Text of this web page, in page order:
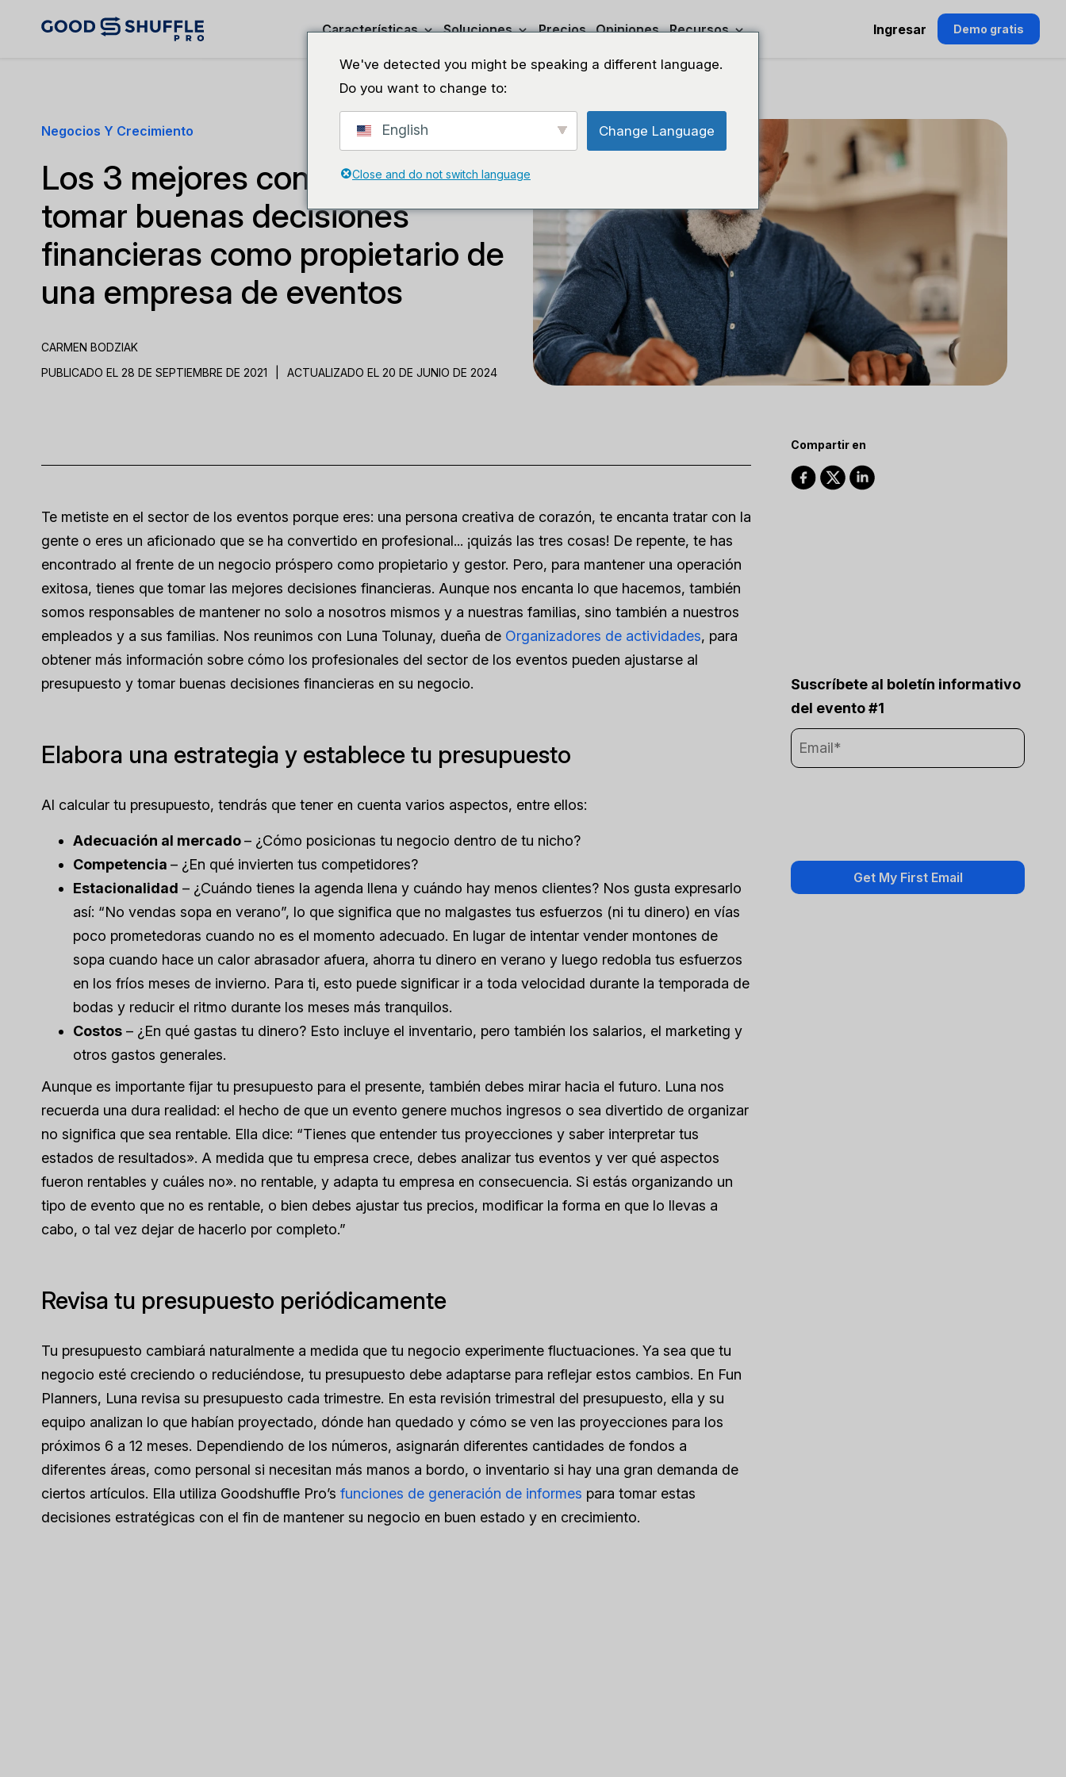
Características Soluciones Precios Opiniones Recursos Ingresar Demo gratis
Negocios Y Crecimiento
Los 3 mejores consejos para
tomar buenas decisiones
financieras como propietario de
una empresa de eventos
CARMEN BODZIAK
PUBLICADO EL 28 DE SEPTIEMBRE DE 2021
ACTUALIZADO EL 20 DE JUNIO DE 2024
Te metiste en el sector de los eventos porque eres: una persona creativa de corazón, te encanta tratar con la
gente o eres un aficionado que se ha convertido en profesional... ¡quizás las tres cosas! De repente, te has
encontrado al frente de un negocio próspero como propietario y gestor. Pero, para mantener una operación
exitosa, tienes que tomar las mejores decisiones financieras. Aunque nos encanta lo que hacemos, también
somos responsables de mantener no solo a nosotros mismos y a nuestras familias, sino también a nuestros
empleados y a sus familias. Nos reunimos con Luna Tolunay, dueña de Organizadores de actividades, para
obtener más información sobre cómo los profesionales del sector de los eventos pueden ajustarse al
presupuesto y tomar buenas decisiones financieras en su negocio.
Elabora una estrategia y establece tu presupuesto
Al calcular tu presupuesto, tendrás que tener en cuenta varios aspectos, entre ellos:
Adecuación al mercado– ¿Cómo posicionas tu negocio dentro de tu nicho?
Competencia – ¿En qué invierten tus competidores?
Estacionalidad – ¿Cuándo tienes la agenda llena y cuándo hay menos clientes? Nos gusta expresarlo
así: “No vendas sopa en verano”, lo que significa que no malgastes tus esfuerzos (ni tu dinero) en vías
poco prometedoras cuando no es el momento adecuado. En lugar de intentar vender montones de
sopa cuando hace un calor abrasador afuera, ahorra tu dinero en verano y luego redobla tus esfuerzos
en los fríos meses de invierno. Para ti, esto puede significar ir a toda velocidad durante la temporada de
bodas y reducir el ritmo durante los meses más tranquilos.
Costos – ¿En qué gastas tu dinero? Esto incluye el inventario, pero también los salarios, el marketing y
otros gastos generales.
Aunque es importante fijar tu presupuesto para el presente, también debes mirar hacia el futuro. Luna nos
recuerda una dura realidad: el hecho de que un evento genere muchos ingresos o sea divertido de organizar
no significa que sea rentable. Ella dice: “Tienes que entender tus proyecciones y saber interpretar tus
estados de resultados». A medida que tu empresa crece, debes analizar tus eventos y ver qué aspectos
fueron rentables y cuáles no». no rentable, y adapta tu empresa en consecuencia. Si estás organizando un
tipo de evento que no es rentable, o bien debes ajustar tus precios, modificar la forma en que lo llevas a
cabo, o tal vez dejar de hacerlo por completo.”
Revisa tu presupuesto periódicamente
Tu presupuesto cambiará naturalmente a medida que tu negocio experimente fluctuaciones. Ya sea que tu
negocio esté creciendo o reduciéndose, tu presupuesto debe adaptarse para reflejar estos cambios. En Fun
Planners, Luna revisa su presupuesto cada trimestre. En esta revisión trimestral del presupuesto, ella y su
equipo analizan lo que habían proyectado, dónde han quedado y cómo se ven las proyecciones para los
próximos 6 a 12 meses. Dependiendo de los números, asignarán diferentes cantidades de fondos a
diferentes áreas, como personal si necesitan más manos a bordo, o inventario si hay una gran demanda de
ciertos artículos. Ella utiliza Goodshuffle Pro’s funciones de generación de informes para tomar estas
decisiones estratégicas con el fin de mantener su negocio en buen estado y en crecimiento.
Compartir en
Suscríbete al boletín informativo
del evento #1
We've detected you might be speaking a different language.
Do you want to change to:
English Change Language
Close and do not switch language